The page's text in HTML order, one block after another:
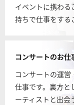
イベントに携わ
持ちで仕事をする
コンサートのお仕
コンサートの運
仕事です。裏方と
ーティストと出会